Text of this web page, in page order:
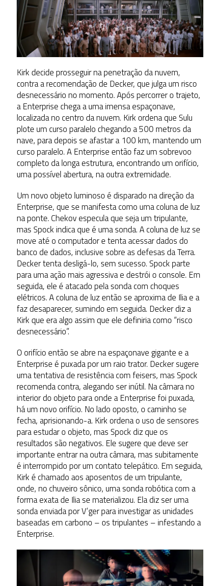
Kirk decide prosseguir na penetração da nuvem,
contra a recomendação de Decker, que julga um risco
desnecessário no momento. Após percorrer o trajeto,
a Enterprise chega a uma imensa espaçonave,
localizada no centro da nuvem. Kirk ordena que Sulu
plote um curso paralelo chegando a 500 metros da
nave, para depois se afastar a 100 km, mantendo um
curso paralelo. A Enterprise então faz um sobrevoo
completo da longa estrutura, encontrando um orifício,
uma possível abertura, na outra extremidade.
Um novo objeto luminoso é disparado na direção da
Enterprise, que se manifesta como uma coluna de luz
na ponte. Chekov especula que seja um tripulante,
mas Spock indica que é uma sonda. A coluna de luz se
move até o computador e tenta acessar dados do
banco de dados, inclusive sobre as defesas da Terra.
Decker tenta desligá-lo, sem sucesso. Spock parte
para uma ação mais agressiva e destrói o console. Em
seguida, ele é atacado pela sonda com choques
elétricos. A coluna de luz então se aproxima de Ilia e a
faz desaparecer, sumindo em seguida. Decker diz a
Kirk que era algo assim que ele definiria como “risco
desnecessário”.
O orifício então se abre na espaçonave gigante e a
Enterprise é puxada por um raio trator. Decker sugere
uma tentativa de resistência com feisers, mas Spock
recomenda contra, alegando ser inútil. Na câmara no
interior do objeto para onde a Enterprise foi puxada,
há um novo orifício. No lado oposto, o caminho se
fecha, aprisionando-a. Kirk ordena o uso de sensores
para estudar o objeto, mas Spock diz que os
resultados são negativos. Ele sugere que deve ser
importante entrar na outra câmara, mas subitamente
é interrompido por um contato telepático. Em seguida,
Kirk é chamado aos aposentos de um tripulante,
onde, no chuveiro sônico, uma sonda robótica com a
forma exata de Ilia se materializou. Ela diz ser uma
sonda enviada por V’ger para investigar as unidades
baseadas em carbono – os tripulantes – infestando a
Enterprise.